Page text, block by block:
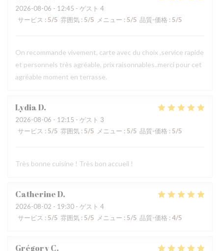
2026-08-06 - 12:45 - ゲスト 4
サービス : 5/5 雰囲気 : 5/5 メニュー : 5/5 品質-価格 : 5/5
On recommande vivement, carte avec du choix ,service rapide
et personnels très agréable, prix raisonnables..merci pour cet
agréable moment en terrasse.
LydiaD
2026-08-06 - 12:15 - ゲスト 3
サービス : 5/5 雰囲気 : 5/5 メニュー : 5/5 品質-価格 : 5/5
Très bonne cuisine ! Très bon accueil !
CatherineD
2026-08-02 - 19:30 - ゲスト 4
サービス : 5/5 雰囲気 : 5/5 メニュー : 5/5 品質-価格 : 4/5
GrégoryC